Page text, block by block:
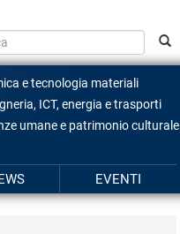
e tecnologia materiali
ICT, energia e trasporti
umane e patrimonio culturale
EVENTI